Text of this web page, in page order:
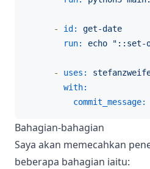
- id:
get-date
run:
echo "::set-
- uses:
with:
commit_message:
Bahagian-bahagian
Saya akan memecahkan
beberapa bahagian iaitu: